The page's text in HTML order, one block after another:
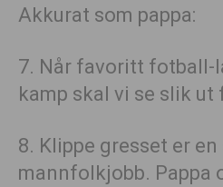
Akkurat som pappa:
7. Når favoritt fotball-
kamp skal vi se slik ut
8. Klippe gresset er
mannfolkjobb. Pappa